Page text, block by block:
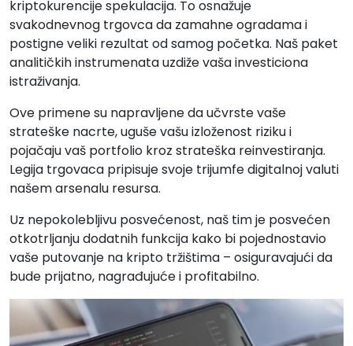
kriptokurencije spekulacija. To osnažuje
svakodnevnog trgovca da zamahne ogradama i
postigne veliki rezultat od samog početka. Naš paket
analitičkih instrumenata uzdiže vaša investiciona
istraživanja.
Ove primene su napravljene da učvrste vaše
strateške nacrte, uguše vašu izloženost riziku i
pojačaju vaš portfolio kroz strateška reinvestiranja.
Legija trgovaca pripisuje svoje trijumfe digitalnoj valuti
našem arsenalu resursa.
Uz nepokolebljivu posvećenost, naš tim je posvećen
otkotrljanju dodatnih funkcija kako bi pojednostavio
vaše putovanje na kripto tržištima – osiguravajući da
bude prijatno, nagrađujuće i profitabilno.